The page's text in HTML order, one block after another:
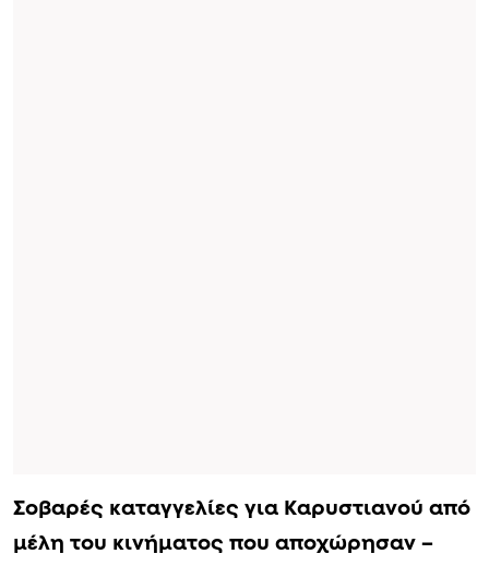
Σοβαρές καταγγελίες για Καρυστιανού από
μέλη του κινήματος που αποχώρησαν –